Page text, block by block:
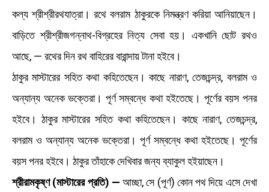
কল্য শ্রীশ্রীরথযাত্রা। রথে বলরাম ঠাকুরকে নিমন্ত্রণ করিয়া আনিয়াছেন।
বাড়িতে শ্রীশ্রীজগন্নাথ-বিগ্রহের নিত্য সেবা হয়। একখানি ছোট রথও
আছে, — রথের দিন রথ বাহিরের বারান্দায় টানা হইবে।
ঠাকুর মাস্টারের সহিত কথা কহিতেছেন। কাছে নারাণ, তেজচন্দ্র, বলরাম ও
অন্যান্য অনেক ভক্তেরা। পূর্ণ সম্বন্ধে কথা হইতেছে। পূর্ণের বয়স পনর
হইবে। ঠাকুর মাস্টারের সহিত কথা কহিতেছেন। কাছে নারাণ, তেজচন্দ্র,
বলরাম ও অন্যান্য অনেক ভক্তেরা। পূর্ণ সম্বন্ধে কথা হইতেছে। পূর্ণের
বয়স পনর হইবে। ঠাকুর তাঁহাকে দেখিবার জন্য ব্যাকুল হইয়াছেন।
শ্রীরামকৃষ্ণ (মাস্টারের প্রতি) —আচ্ছা, সে (পূর্ণ) কোন পথ দিয়ে এসে দেখা